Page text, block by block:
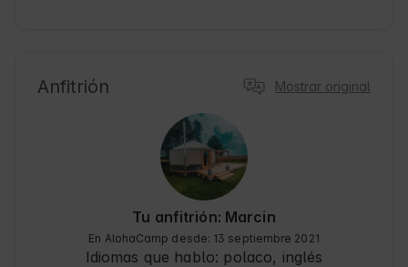
Anfitrión Mostrar original
Tu anfitrión: Marcin
En AlohaCamp desde: 13 septiembre 2021
Idiomas que hablo: polaco, inglés